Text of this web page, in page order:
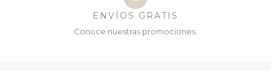
ENVÍOS GRATIS
Conoce nuestras promociones.